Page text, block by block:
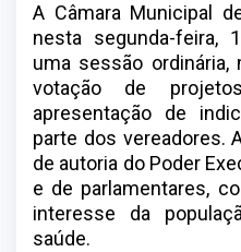
A Câmara Municipal
nesta segunda-feira,
uma sessão ordinária,
votação de
apresentação de
parte dos vereadores.
de autoria do Poder
e de parlamentares,
interesse da
saúde.